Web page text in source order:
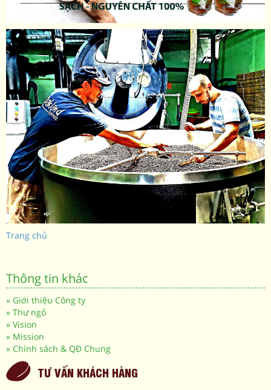
Trang chủ
Thông tin khác
» Giới thiệu Công ty
» Thư ngỏ
» Vision
» Mission
» Chính sách & QĐ Chung
TƯ VẤN KHÁCH HÀNG